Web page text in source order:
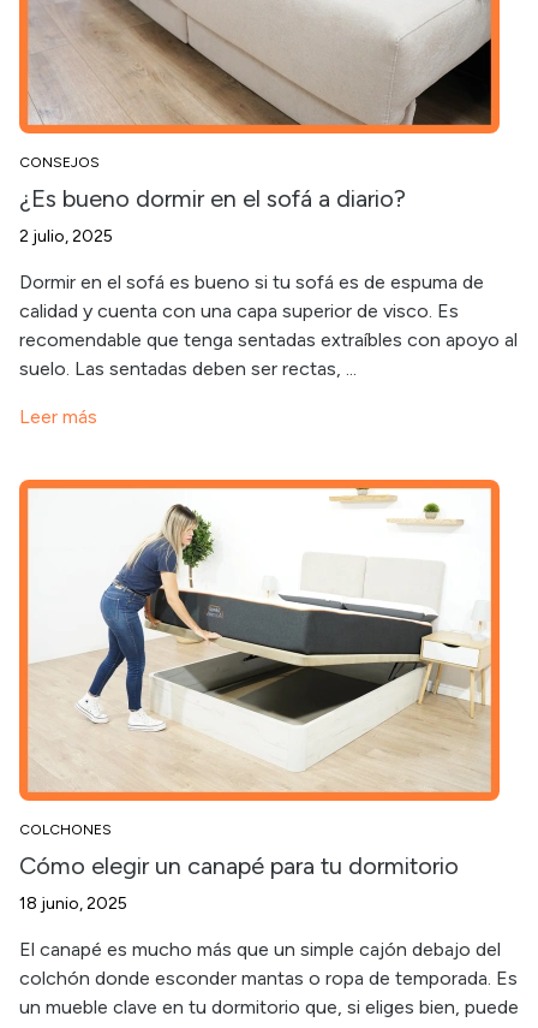
CONSEJOS
¿Es bueno dormir en el sofá a diario?
2 julio, 2025
Dormir en el sofá es bueno si tu sofá es de espuma de
calidad y cuenta con una capa superior de visco. Es
recomendable que tenga sentadas extraíbles con apoyo al
suelo. Las sentadas deben ser rectas, ...
Leer más
COLCHONES
Cómo elegir un canapé para tu dormitorio
18 junio, 2025
El canapé es mucho más que un simple cajón debajo del
colchón donde esconder mantas o ropa de temporada. Es
un mueble clave en tu dormitorio que, si eliges bien, puede